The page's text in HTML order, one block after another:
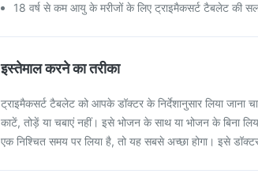
18 वर्ष से कम आयु के मरीजों के लिए ट्राइमैकसर्ट टैबलेट की
इस्तेमाल करने का तरीका
ट्राइमैकसर्ट टैबलेट को आपके डॉक्टर के निर्देशानुसार लिया जाना
काटें, तोड़ें या चबाएं नहीं। इसे भोजन के साथ या भोजन के बिना
एक निश्चित समय पर लिया है, तो यह सबसे अच्छा होगा। इसे डॉक्टर